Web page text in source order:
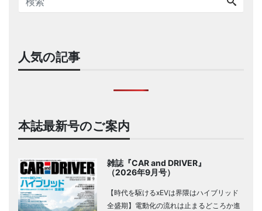
人気の記事
本誌最新号のご案内
雑誌『CAR and DRIVER』
（2026年9月号）
【時代を駆けるxEVは界隈はハイブリッド
全盛期】電動化の流れは止まるどころか進